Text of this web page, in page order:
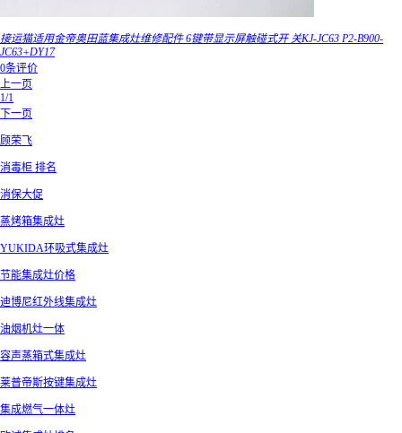
接运猫适用金帝奥田蓝集成灶维修配件 6键带显示屏触碰式开 关KJ-JC63 P2-B900-
JC63+DY17
0条评价
上一页
1/1
下一页
顾荣飞
消毒柜 排名
消保大促
蒸烤箱集成灶
YUKIDA环吸式集成灶
节能集成灶价格
迪博尼红外线集成灶
油烟机灶一体
容声蒸箱式集成灶
莱普帝斯按键集成灶
集成燃气一体灶